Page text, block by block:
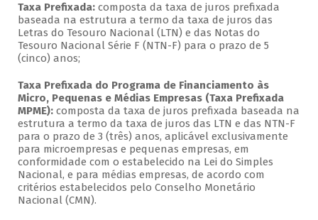
Taxa Prefixada:composta da taxa de juros prefixada
baseada na estrutura a termo da taxa de juros das
Letras do Tesouro Nacional (LTN) e das Notas do
Tesouro Nacional Série F (NTN-F) para o prazo de 5
(cinco) anos;
Taxa Prefixada do Programa de Financiamento às
Micro, Pequenas e Médias Empresas (Taxa Prefixada
MPME):composta da taxa de juros prefixada baseada na
estrutura a termo da taxa de juros das LTN e das NTN-F
para o prazo de 3 (três) anos, aplicável exclusivamente
para microempresas e pequenas empresas, em
conformidade com o estabelecido na Lei do Simples
Nacional, e para médias empresas, de acordo com
critérios estabelecidos pelo Conselho Monetário
Nacional (CMN).